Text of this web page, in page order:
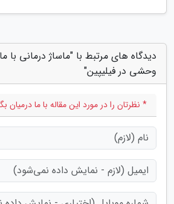
دیدگاه های مرتبط با "ماساژ درمانی با
وحشی در فیلیپین"
* نظرتان را در مورد این مقاله با ما درمیان